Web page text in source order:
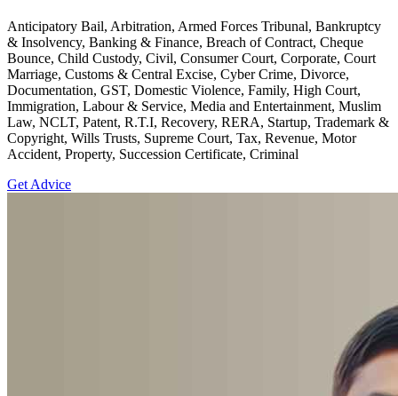
Anticipatory Bail, Arbitration, Armed Forces Tribunal, Bankruptcy
& Insolvency, Banking & Finance, Breach of Contract, Cheque
Bounce, Child Custody, Civil, Consumer Court, Corporate, Court
Marriage, Customs & Central Excise, Cyber Crime, Divorce,
Documentation, GST, Domestic Violence, Family, High Court,
Immigration, Labour & Service, Media and Entertainment, Muslim
Law, NCLT, Patent, R.T.I, Recovery, RERA, Startup, Trademark &
Copyright, Wills Trusts, Supreme Court, Tax, Revenue, Motor
Accident, Property, Succession Certificate, Criminal
Get Advice